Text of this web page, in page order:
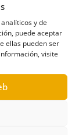
y de
puede aceptar
ellas pueden ser
visite